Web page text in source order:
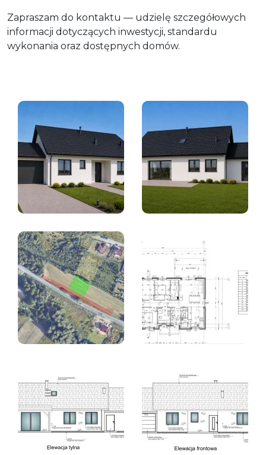
Zapraszam do kontaktu — udzielę szczegółowych
informacji dotyczących inwestycji, standardu
wykonania oraz dostępnych domów.